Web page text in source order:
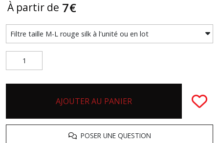
À partir de 7€
AJOUTER AU PANIER
POSER UNE QUESTION